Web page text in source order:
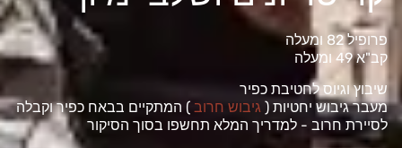
פרופיל 82 ומעלה
קב"א 49 ומעלה
שיבוץ וגיוס לחטיבת כפיר
מעבר גיבוש יחטיות ( גיבוש חרוב ) המתקיים בבאח כפיר וקבלה
לסיירת חרוב ­- למדריך המלא תחשפו בסוך הסיקור